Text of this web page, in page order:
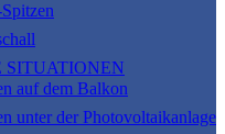
SITUATIONEN
auf dem Balkon
unter der Photovoltaikanlage